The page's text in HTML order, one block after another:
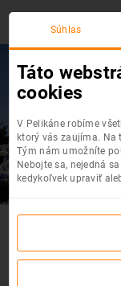
Top
Akčné
Vyberte si z
Súhlas
Táto
cookies
V Pelikáne robíme
ktorý vás zaujíma. Na
Tým nám umožníte
Nebojte sa, nejedná
kedykoľvek upraviť